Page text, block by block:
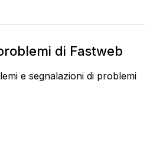
di Fastweb
e segnalazioni di problemi